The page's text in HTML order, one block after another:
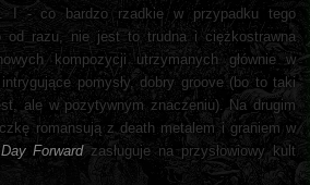
I - co bardzo rzadkie w przypadku tego
od razu, nie jest to trudna i ciężkostrawna
kompozycji utrzymanych głównie w
pomysły, dobry groove (bo to taki
ale w pozytywnym znaczeniu). Na drugim
romansują z death metalem i graniem w
Forwardzasługuje na przysłowiowy kult